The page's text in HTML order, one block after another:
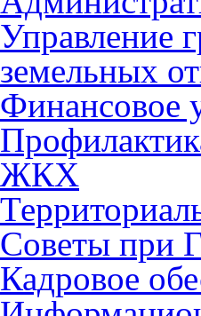
Управление
земельных
Финансовое
ЖКХ
Советы при
Кадровое